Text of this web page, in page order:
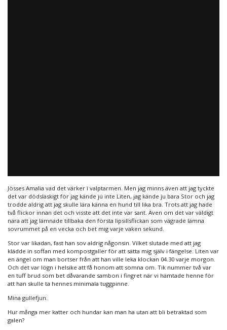
Jösses Amalia vad det värker i valptarmen. Men jag minns även att jag tyckte
det var dödsläskigt för jag kände ju inte Liten, jag kände ju bara Stor och jag
trodde aldrig att jag skulle lära känna en hund till lika bra. Trots att jag hade
två flickor innan det och visste att det inte var sant. Även om det var väldigt
nära att jag lämnade tillbaka den första lipsillsflickan som vägrade lämna
sovrummet på en vecka och bet mig varje vaken sekund.
Stor var likadan, fast han sov aldrig någonsin. Vilket slutade med att jag
klädde in soffan med kompostgaller för att sätta mig själv i fängelse. Liten var
en ängel om man bortser från att han ville leka klockan 04.30 varje morgon.
Och det var lögn i helsike att få honom att somna om. Tik nummer två var
en tuff brud som bet dåvarande sambon i fingret när vi hämtade henne för
att han skulle ta hennes minimala tuggpinne.
Mina gullefjun.
Hur många mer katter och hundar kan man ha utan att bli betraktad som
galen?